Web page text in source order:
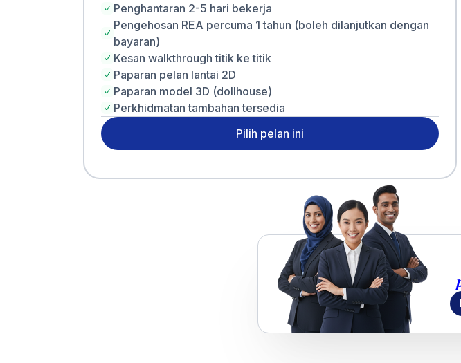
Penghantaran 2-5 hari bekerja
Pengehosan REA percuma 1 tahun (boleh dilanjutkan dengan
bayaran)
Kesan walkthrough titik ke titik
Paparan pelan lantai 2D
Paparan model 3D (dollhouse)
Perkhidmatan tambahan tersedia
Pilih pelan ini